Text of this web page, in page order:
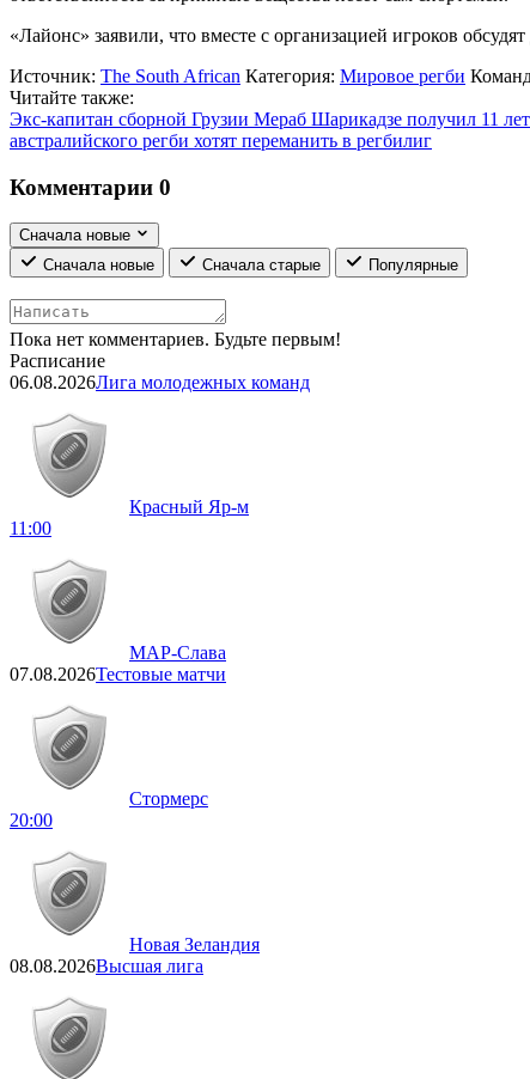
«Лайонс» заявили, что вместе с организацией игроков
Источник: The South African Категория: Мировое регби
Читайте также:
Экс-капитан сборной Грузии Мераб Шарикадзе получил 11
австралийского регби хотят переманить в регбилиг
Комментарии 0
Сначала новые
Сначала новые
Сначала старые Популярные
Пока нет комментариев. Будьте первым!
Расписание
06.08.2026Лига молодежных команд
Красный Яр-м
11:00
МАР-Слава
07.08.2026Тестовые матчи
Стормерс
20:00
Новая Зеландия
08.08.2026Высшая лига